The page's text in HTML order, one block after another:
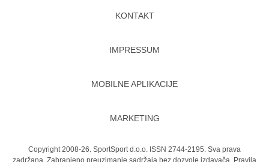
KONTAKT
IMPRESSUM
MOBILNE APLIKACIJE
MARKETING
Copyright 2008-26. SportSport d.o.o. ISSN 2744-2195. Sva prava
zadržana. Zabranjeno preuzimanje sadržaja bez dozvole izdavača.
Pravila